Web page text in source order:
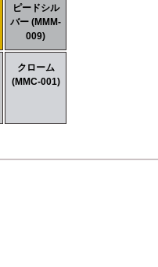
ピードシル
バー (MMM-
009)
クローム
(MMC-001)